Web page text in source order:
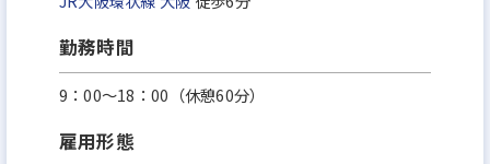
勤務時間
9：00～18：00（休憩60分）
雇用形態